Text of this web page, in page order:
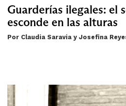
Guarderías ilegales: el
esconde en las alturas
Por Claudia Saravia y Josefina